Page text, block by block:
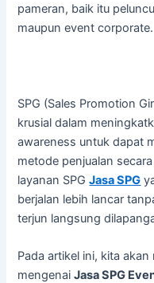
pameran, baik itu
maupun event corporate.
SPG (Sales Promotion
krusial dalam
awareness untuk dapat
metode penjualan
layanan SPGJasa SPG
berjalan lebih lancar
terjun langsung
Pada artikel ini, kita
mengenaiJasa SPG